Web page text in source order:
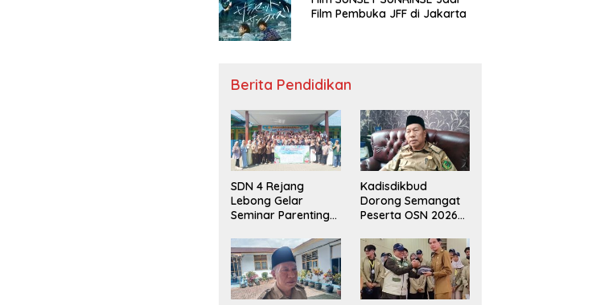
Film Pembuka JFF di Jakarta
Berita Pendidikan
SDN 4 Rejang
Lebong Gelar
Seminar Parenting
Bullying,
Kadisdikbud: Patut
Jadi Contoh
Kadisdikbud
Dorong Semangat
Peserta OSN 2026